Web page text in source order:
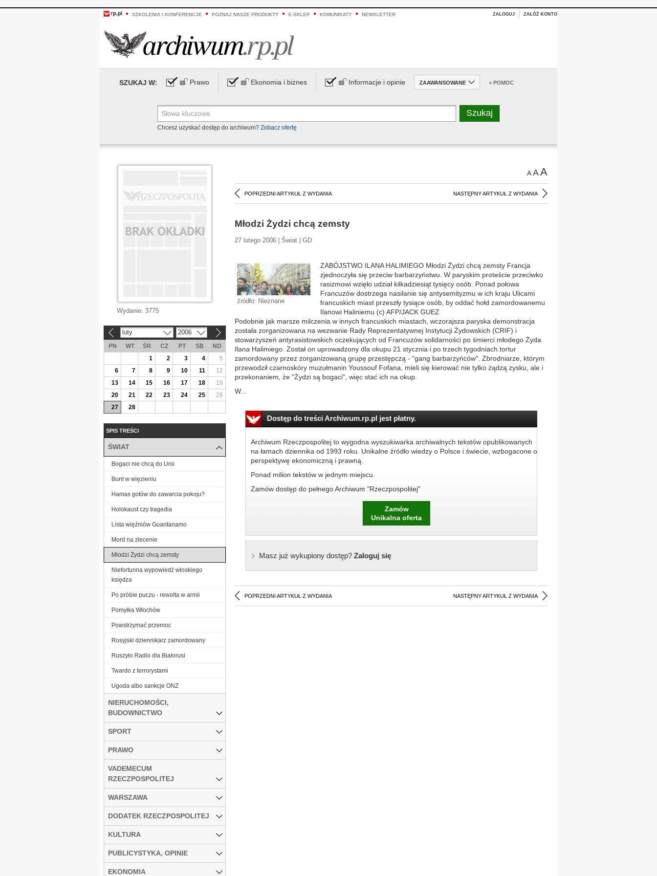
SZKOLENIA I KONFERENCJE POZNAJ NASZE PRODUKTY E-SKLEP KOMUNIKATY NEWSLETTER ZALOGUJ ZAŁÓŻ KONTO
SZUKAJ W: Prawo Ekonomia i biznes Informacje i opinie ZAAWANSOWANE + POMOC
Chcesz uzyskać dostęp do archiwum? Zobacz ofertę
AAA
POPRZEDNI ARTYKUŁ Z WYDANIA NASTĘPNY ARTYKUŁ Z WYDANIA
Młodzi Żydzi chcą zemsty
27 lutego 2006 | Świat | GD
źródło: Nieznane
ZABÓJSTWO ILANA HALIMIEGO Młodzi Żydzi chcą zemsty Francja
zjednoczyła się przeciw barbarzyństwu. W paryskim proteście przeciwko
rasizmowi wzięło udział kilkadziesiąt tysięcy osób. Ponad połowa
Francuzów dostrzega nasilanie się antysemityzmu w ich kraju Ulicami
francuskich miast przeszły tysiące osób, by oddać hołd zamordowanemu
Ilanowi Haliniemu (c) AFP/JACK GUEZ
Podobnie jak marsze milczenia w innych francuskich miastach, wczorajsza paryska demonstracja
została zorganizowana na wezwanie Rady Reprezentatywnej Instytucji Żydowskich (CRIF) i
stowarzyszeń antyrasistowskich oczekujących od Francuzów solidarności po śmierci młodego Żyda
Ilana Halimiego. Został on uprowadzony dla okupu 21 stycznia i po trzech tygodniach tortur
zamordowany przez zorganizowaną grupę przestępczą - "gang barbarzyńców". Zbrodniarze, którym
przewodził czarnoskóry muzułmanin Youssouf Fofana, mieli się kierować nie tylko żądzą zysku, ale i
przekonaniem, że "Żydzi są bogaci", więc stać ich na okup.
W...
Dostęp do treści Archiwum.rp.pl jest płatny.
Archiwum Rzeczpospolitej to wygodna wyszukiwarka archiwalnych tekstów opublikowanych
na łamach dziennika od 1993 roku. Unikalne źródło wiedzy o Polsce i świecie, wzbogacone o
perspektywę ekonomiczną i prawną.
Ponad milion tekstów w jednym miejscu.
Zamów dostęp do pełnego Archiwum "Rzeczpospolitej"
Zamów
Unikalna oferta
Masz już wykupiony dostęp?Zaloguj się
POPRZEDNI ARTYKUŁ Z WYDANIA NASTĘPNY ARTYKUŁ Z WYDANIA
Wydanie: 3775
luty 2006
PN WT ŚR CZ PT SB
ND
1
2 3 4
5
6
7 8 9 10 11
12
13
14 15 16 17 18
19
20
21 22 23 24 25
26
27
28
SPIS TREŚCI
ŚWIAT
Bogaci nie chcą do Unii
Bunt w więzieniu
Hamas gotów do zawarcia pokoju?
Holokaust czy tragedia
Lista więźniów Guantanamo
Mord na zlecenie
Młodzi Żydzi chcą zemsty
Niefortunna wypowiedź włoskiego
księdza
Po próbie puczu - rewolta w armii
Pomyłka Włochów
Powstrzymać przemoc
Rosyjski dziennikarz zamordowany
Ruszyło Radio dla Białorusi
Twardo z terrorystami
Ugoda albo sankcje ONZ
NIERUCHOMOŚCI,
BUDOWNICTWO
SPORT
PRAWO
VADEMECUM
RZECZPOSPOLITEJ
WARSZAWA
DODATEK RZECZPOSPOLITEJ
KULTURA
PUBLICYSTYKA, OPINIE
EKONOMIA